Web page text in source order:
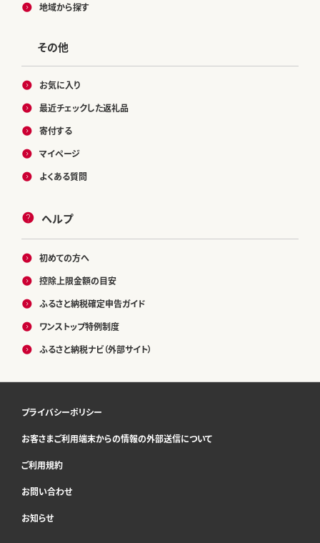
地域から探す
その他
お気に入り
最近チェックした返礼品
寄付する
マイページ
よくある質問
ヘルプ
初めての方へ
控除上限金額の目安
ふるさと納税確定申告ガイド
ワンストップ特例制度
ふるさと納税ナビ（外部サイト）
プライバシーポリシー
お客さまご利用端末からの情報の外部送信について
ご利用規約
お問い合わせ
お知らせ